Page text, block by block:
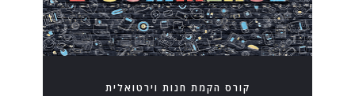
קורס הקמת חנות וירטואלית